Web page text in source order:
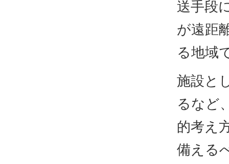
送手段
が遠距
る地域
施設と
るなど
的考え
備える